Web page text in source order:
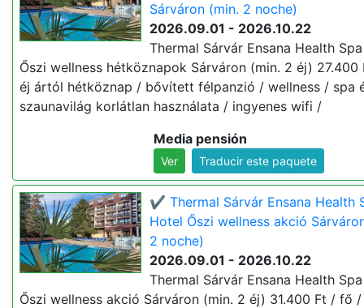
Sárváron (min. 2 noche)
2026.09.01 - 2026.10.22
Thermal Sárvár Ensana Health
Őszi wellness hétköznapok Sárváron (min. 2 éj)
éj ártól hétköznap / bővített félpanzió / wellness / spa
szaunavilág korlátlan használata / ingyenes wifi /
Media pensión
Ver Traducir este paquete
✔️ Thermal Sárvár Ensana Health
Hotel Őszi wellness akció
2 noche)
2026.09.01 - 2026.10.22
Thermal Sárvár Ensana Health
Őszi wellness akció Sárváron (min. 2 éj) 31.400 Ft / fő